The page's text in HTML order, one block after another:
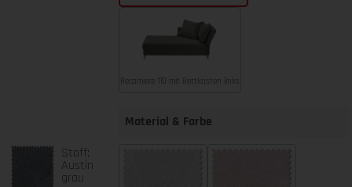
Recamiere 110 mit Bettkasten links
Stoff:
Austin
grau
Material & Farbe